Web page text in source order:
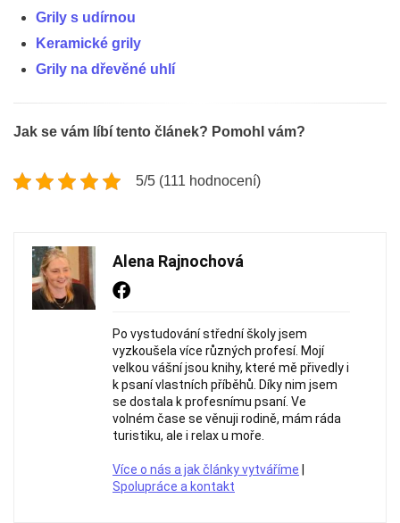
Grily s udírnou
Keramické grily
Grily na dřevěné uhlí
Jak se vám líbí tento článek? Pomohl vám?
5/5 (111 hodnocení)
Alena Rajnochová
Po vystudování střední školy jsem
vyzkoušela více různých profesí. Mojí
velkou vášní jsou knihy, které mě přivedly i
k psaní vlastních příběhů. Díky nim jsem
se dostala k profesnímu psaní. Ve
volném čase se věnuji rodině, mám ráda
turistiku, ale i relax u moře.
Více o nás a jak články vytváříme
Spolupráce a kontakt